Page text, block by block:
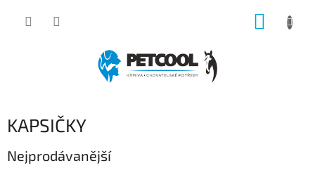
KAPSIČKY
Nejprodávanější